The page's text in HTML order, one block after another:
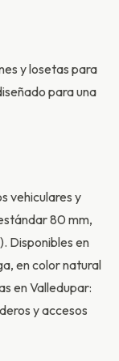
y losetas para
para una
vehiculares y
80 mm,
Disponibles en
en color natural
en Valledupar:
y accesos